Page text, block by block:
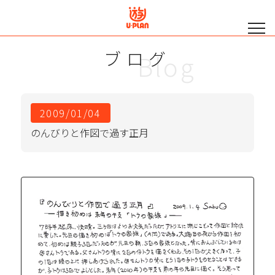
Blog
ブログ
2009/01/04
のんびりと作図で過す正月